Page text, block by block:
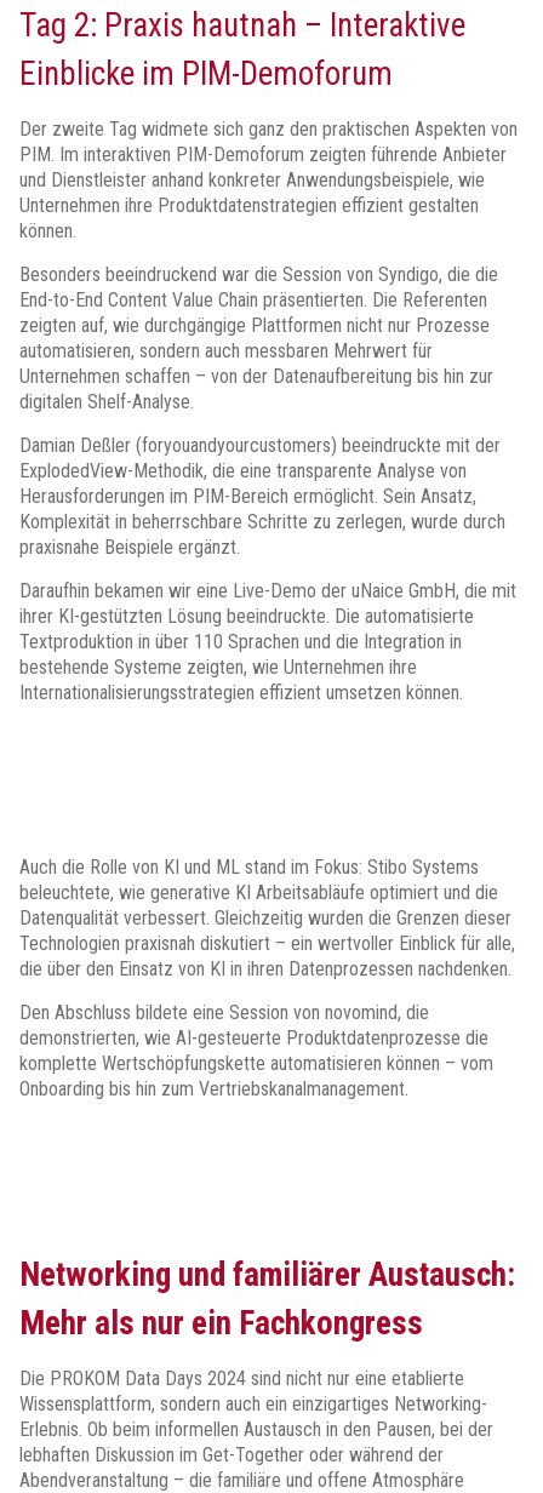
Tag 2: Praxis hautnah – Interaktive
Einblicke im PIM-Demoforum
Der zweite Tag widmete sich ganz den praktischen Aspekten von
PIM. Im interaktiven PIM-Demoforum zeigten führende Anbieter
und Dienstleister anhand konkreter Anwendungsbeispiele, wie
Unternehmen ihre Produktdatenstrategien effizient gestalten
können.
Besonders beeindruckend war die Session von Syndigo, die die
End-to-End Content Value Chain präsentierten. Die Referenten
zeigten auf, wie durchgängige Plattformen nicht nur Prozesse
automatisieren, sondern auch messbaren Mehrwert für
Unternehmen schaffen – von der Datenaufbereitung bis hin zur
digitalen Shelf-Analyse.
Damian Deßler (foryouandyourcustomers) beeindruckte mit der
ExplodedView-Methodik, die eine transparente Analyse von
Herausforderungen im PIM-Bereich ermöglicht. Sein Ansatz,
Komplexität in beherrschbare Schritte zu zerlegen, wurde durch
praxisnahe Beispiele ergänzt.
Daraufhin bekamen wir eine Live-Demo der uNaice GmbH, die mit
ihrer KI-gestützten Lösung beeindruckte. Die automatisierte
Textproduktion in über 110 Sprachen und die Integration in
bestehende Systeme zeigten, wie Unternehmen ihre
Internationalisierungsstrategien effizient umsetzen können.
Auch die Rolle von KI und ML stand im Fokus: Stibo Systems
beleuchtete, wie generative KI Arbeitsabläufe optimiert und die
Datenqualität verbessert. Gleichzeitig wurden die Grenzen dieser
Technologien praxisnah diskutiert – ein wertvoller Einblick für alle,
die über den Einsatz von KI in ihren Datenprozessen nachdenken.
Den Abschluss bildete eine Session von novomind, die
demonstrierten, wie AI-gesteuerte Produktdatenprozesse die
komplette Wertschöpfungskette automatisieren können – vom
Onboarding bis hin zum Vertriebskanalmanagement.
Networking und familiärer Austausch:
Mehr als nur ein Fachkongress
Die PROKOM Data Days 2024 sind nicht nur eine etablierte
Wissensplattform, sondern auch ein einzigartiges Networking-
Erlebnis. Ob beim informellen Austausch in den Pausen, bei der
lebhaften Diskussion im Get-Together oder während der
Abendveranstaltung – die familiäre und offene Atmosphäre